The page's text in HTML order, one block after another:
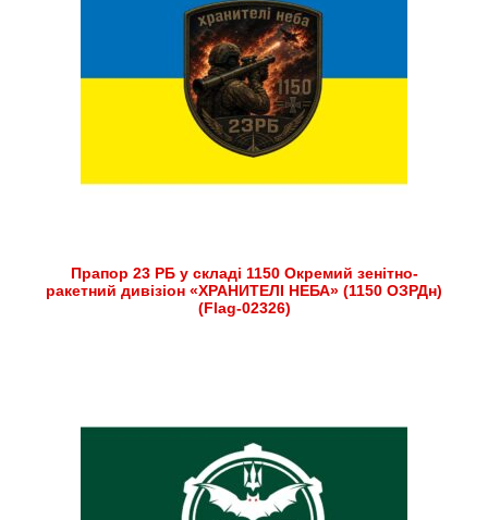
Прапор 23 РБ у складі 1150 Окремий зенітно-
ракетний дивізіон «ХРАНИТЕЛІ НЕБА» (1150 ОЗРДн)
(Flag-02326)